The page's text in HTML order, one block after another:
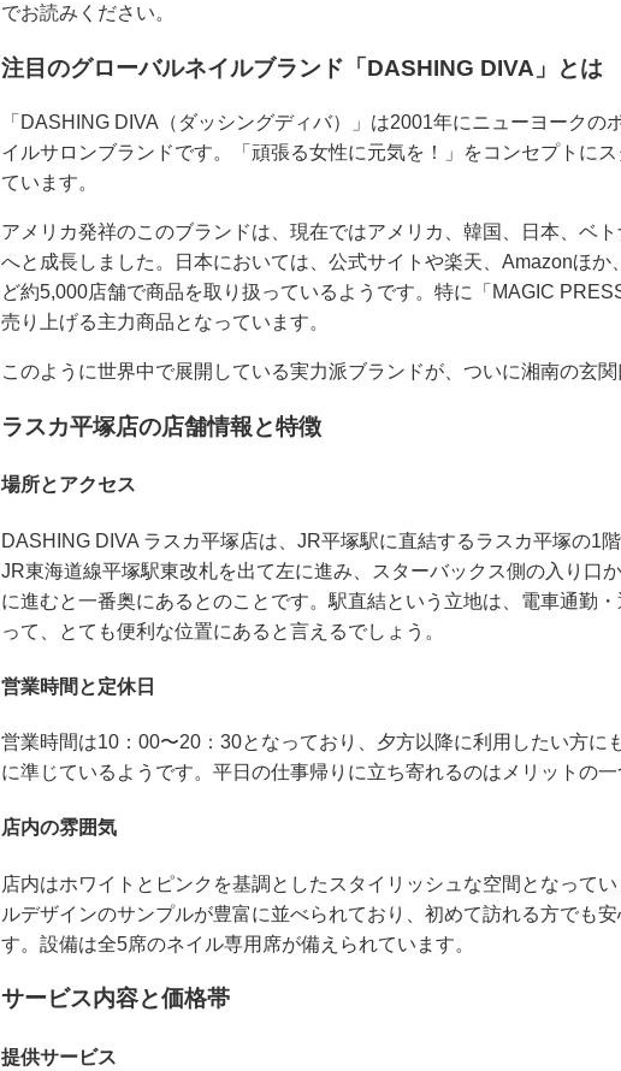
でお読みください。
注目のグローバルネイルブランド「DASHING DIVA」とは
「DASHING DIVA（ダッシングディバ）」は2001年にニューヨーク
イルサロンブランドです。「頑張る女性に元気を！」をコンセプトに
ています。
アメリカ発祥のこのブランドは、現在ではアメリカ、韓国、日本、ベ
へと成長しました。日本においては、公式サイトや楽天、Amazonほ
ど約5,000店舗で商品を取り扱っているようです。特に「MAGIC
売り上げる主力商品となっています。
このように世界中で展開している実力派ブランドが、ついに湘南の玄
ラスカ平塚店の店舗情報と特徴
場所とアクセス
DASHING DIVA ラスカ平塚店は、JR平塚駅に直結するラスカ平塚の1
JR東海道線平塚駅東改札を出て左に進み、スターバックス側の入り口
に進むと一番奥にあるとのことです。駅直結という立地は、電車通勤
って、とても便利な位置にあると言えるでしょう。
営業時間と定休日
営業時間は10：00〜20：30となっており、夕方以降に利用したい方に
に準じているようです。平日の仕事帰りに立ち寄れるのはメリットの一
店内の雰囲気
店内はホワイトとピンクを基調としたスタイリッシュな空間となって
ルデザインのサンプルが豊富に並べられており、初めて訪れる方でも
す。設備は全5席のネイル専用席が備えられています。
サービス内容と価格帯
提供サービス